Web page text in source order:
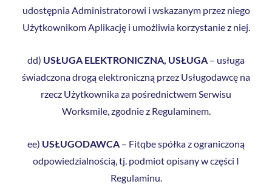
udostępnia Administratorowi i wskazanym przez niego
Użytkownikom Aplikację i umożliwia korzystanie z niej.
dd) USŁUGA ELEKTRONICZNA, USŁUGA – usługa
świadczona drogą elektroniczną przez Usługodawcę na
rzecz Użytkownika za pośrednictwem Serwisu
Worksmile, zgodnie z Regulaminem.
ee) USŁUGODAWCA – Fitqbe spółka z ograniczoną
odpowiedzialnością, tj. podmiot opisany w części I
Regulaminu.